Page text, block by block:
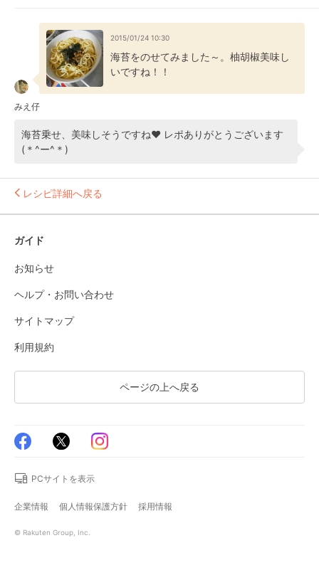
2015/01/24 10:30
海苔をのせてみました～。柚胡椒美味し
いですね！！
みえ仔
海苔乗せ、美味しそうですね❤ レポありがとうございます
(＊^ー^＊)
レシピ詳細へ戻る
ガイド
お知らせ
ヘルプ・お問い合わせ
サイトマップ
利用規約
ページの上へ戻る
PCサイトを表示
企業情報 個人情報保護方針 採用情報
© Rakuten Group, Inc.